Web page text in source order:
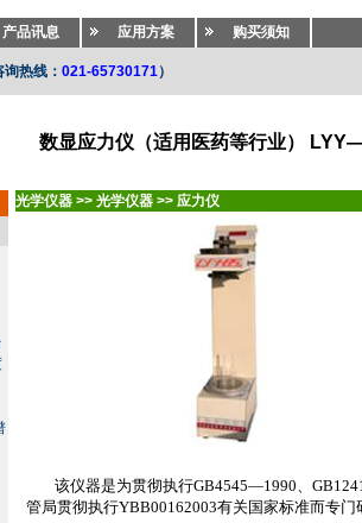
产品讯息 应用方案 购买须知
热线： 021-65730171）
数显应力仪（适用医药等行业）
光学仪器 >> 光学仪器 >> 应力仪
该仪器是为贯彻执行GB4545—1990、
管局贯彻执行YBB00162003有关国家标准而专门